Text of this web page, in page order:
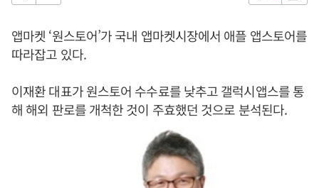
앱마켓 ‘원스토어’가 국내 앱마켓시장에서 애플 앱스토어를
따라잡고 있다.
이재환 대표가 원스토어 수수료를 낮추고 갤럭시앱스를 통
해 해외 판로를 개척한 것이 주효했던 것으로 분석된다.